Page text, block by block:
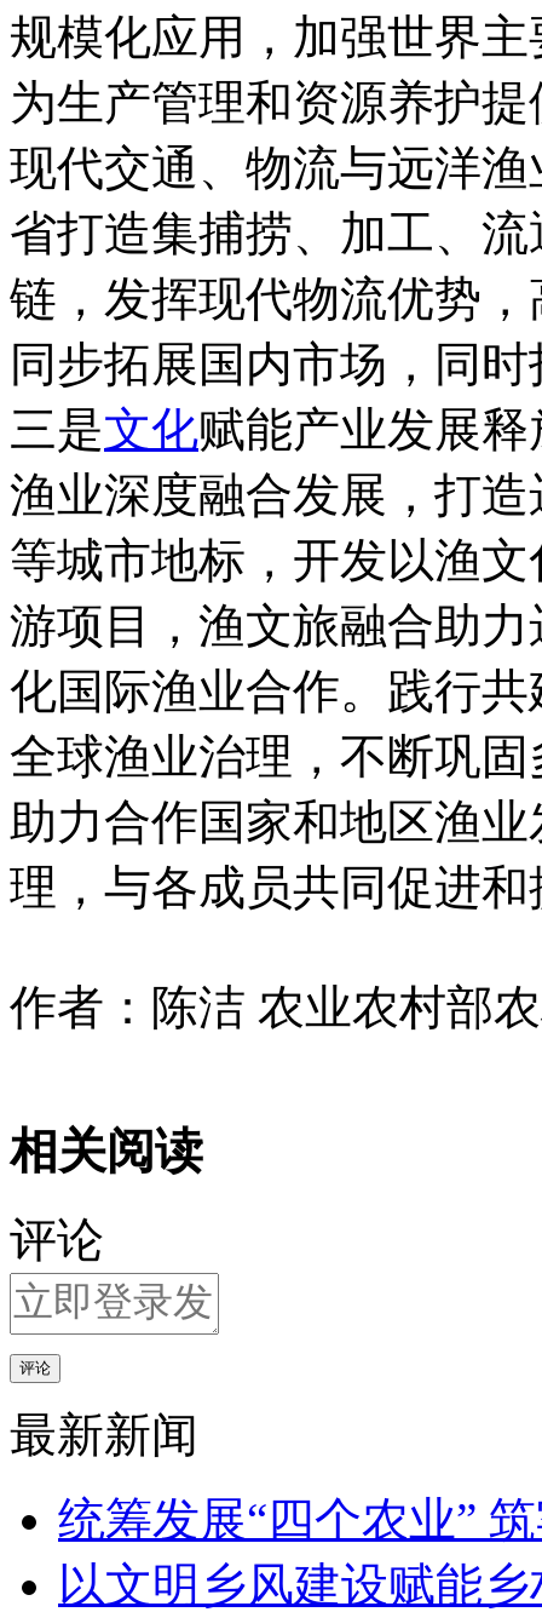
规模化应用，加强世界
为生产管理和资源养护
现代交通、物流与远洋
省打造集捕捞、加工、
链，发挥现代物流优势
同步拓展国内市场，同
三是文化赋能产业发展
渔业深度融合发展，打
等城市地标，开发以渔
游项目，渔文旅融合助
化国际渔业合作。践行
全球渔业治理，不断巩
助力合作国家和地区渔
理，与各成员共同促进
作者：陈洁 农业农村部
相关阅读
评论
评论
最新新闻
统筹发展“四个农业”
以文明乡风建设赋能